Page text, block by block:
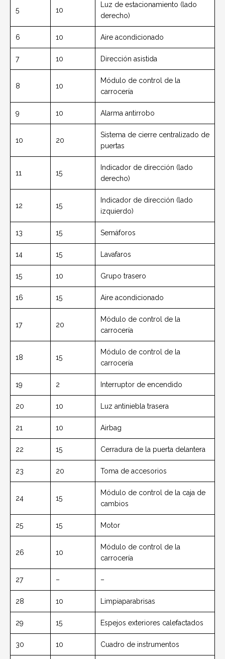
5 10
Luz de estacionamiento (lado
derecho)
6 10 Aire acondicionado
7 10 Dirección asistida
8 10
Módulo de control de la
carrocería
9 10 Alarma antirrobo
10 20
Sistema de cierre centralizado de
puertas
11 15
Indicador de dirección (lado
derecho)
12 15
Indicador de dirección (lado
izquierdo)
13 15 Semáforos
14 15 Lavafaros
15 10 Grupo trasero
16 15 Aire acondicionado
17 20
Módulo de control de la
carrocería
18 15
Módulo de control de la
carrocería
19 2 Interruptor de encendido
20 10 Luz antiniebla trasera
21 10 Airbag
22 15 Cerradura de la puerta delantera
23 20 Toma de accesorios
24 15
Módulo de control de la caja de
cambios
25 15 Motor
26 10
Módulo de control de la
carrocería
27 – –
28 10 Limpiaparabrisas
29 15 Espejos exteriores calefactados
30 10 Cuadro de instrumentos